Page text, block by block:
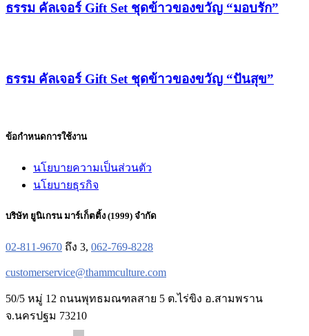
ธรรม คัลเจอร์ Gift Set ชุดข้าวของขวัญ “มอบรัก”
ธรรม คัลเจอร์ Gift Set ชุดข้าวของขวัญ “ปันสุข”
ข้อกำหนดการใช้งาน
นโยบายความเป็นส่วนตัว
นโยบายธุรกิจ
บริษัท ยูนิเกรน มาร์เก็ตติ้ง (1999) จำกัด
02-811-9670 ถึง 3, 062-769-8228
customerservice@thammculture.com
50/5 หมู่ 12 ถนนพุทธมณฑลสาย 5 ต.ไร่ขิง อ.สามพราน
จ.นครปฐม 73210